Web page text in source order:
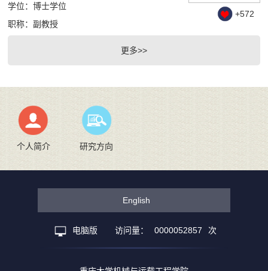
学位：博士学位
职称：副教授
+572
更多>>
个人简介 研究方向
English
电脑版 访问量： 0000052857 次